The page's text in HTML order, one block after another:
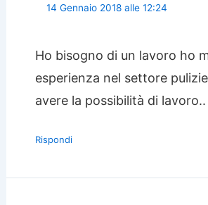
14 Gennaio 2018 alle 12:24
Ho bisogno di un lavoro ho
esperienza nel settore
avere la possibilità di lavoro..
Rispondi